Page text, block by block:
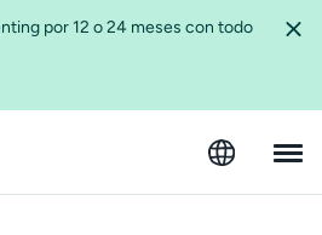
por 12 o 24 meses con todo